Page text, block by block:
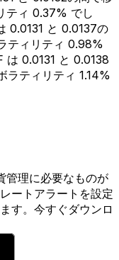
ティ 0.37% でし
0.0131 と 0.0137の
ティリティ 0.98%
は 0.0131 と 0.0138
ラティリティ 1.14%
管理に必要なものが
ートアラートを設定
す。今すぐダウンロ